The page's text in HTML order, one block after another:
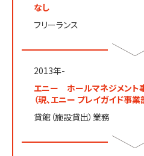
なし
フリーランス
2013年-
エニー ホールマネジメント
（現、エニー プレイガイド事業
貸館（施設貸出）業務